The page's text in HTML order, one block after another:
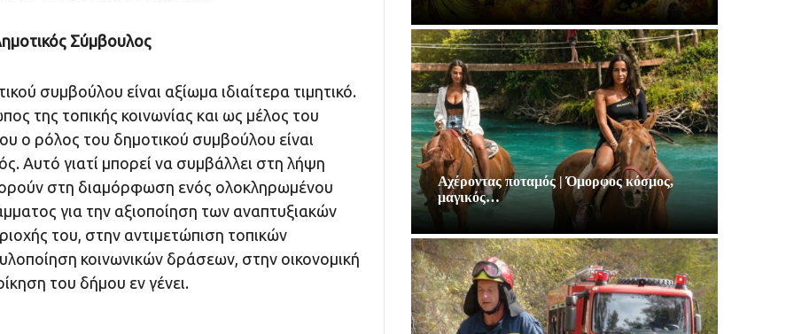
Σύμβουλος
συμβούλου είναι αξίωμα ιδιαίτερα τιμητικό.
της τοπικής κοινωνίας και ως μέλος του
ο ρόλος του δημοτικού συμβούλου είναι
Αυτό γιατί μπορεί να συμβάλλει στη λήψη
στη διαμόρφωση ενός ολοκληρωμένου
για την αξιοποίηση των αναπτυξιακών
του, στην αντιμετώπιση τοπικών
κοινωνικών δράσεων, στην οικονομική
του δήμου εν γένει.
Αχέροντας ποταμός | Όμορφος κόσμος,
μαγικός…